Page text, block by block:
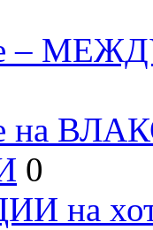
–
на
0
на